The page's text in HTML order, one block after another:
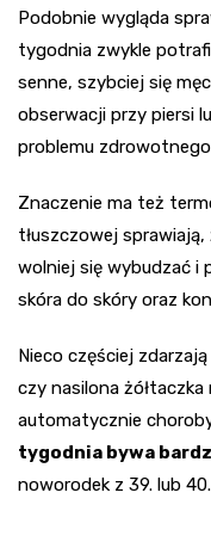
Podobnie wygląda
tygodnia zwykle
senne, szybciej się
obserwacji przy piersi
problemu
Znaczenie ma też
tłuszczowej
wolniej się wybudzać
skóra do skóry oraz
Nieco częściej
czy nasilona
automatycznie
tygodnia bywa
noworodek z 39. lub